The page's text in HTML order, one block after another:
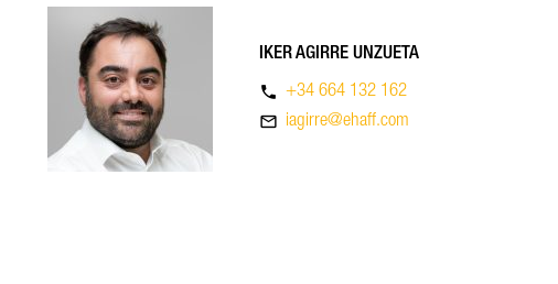
IKER AGIRRE UNZUETA
phone +34 664 132 162
mail_outline iagirre@ehaff.com